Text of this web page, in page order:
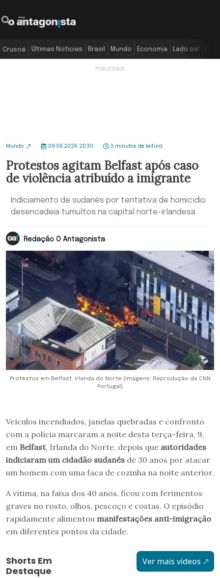
Crusoé Últimas Notícias Brasil Mundo Economia Lado oa!
Mundo 09.06.2026 20:30 3 minutos de leitura
Protestos agitam Belfast após caso
de violência atribuído a imigrante
Indiciamento de sudanês por tentativa de homicídio
desencadeia tumultos na capital norte-irlandesa
Redação O Antagonista
Protestos em Belfast, Irlanda do Norte (Imagens: Reprodução da CNN
Portugal)
Veículos incendiados, janelas quebradas e confronto
com a polícia marcaram a noite desta terça-feira, 9,
em Belfast, Irlanda do Norte, depois que autoridades
indiciaram um cidadão sudanês de 30 anos por atacar
um homem com uma faca de cozinha na noite anterior.
A vítima, na faixa dos 40 anos, ficou com ferimentos
graves no rosto, olhos, pescoço e costas. O episódio
rapidamente alimentou manifestações anti-imigração
em diferentes pontos da cidade.
Shorts Em
Destaque
Ver mais vídeos